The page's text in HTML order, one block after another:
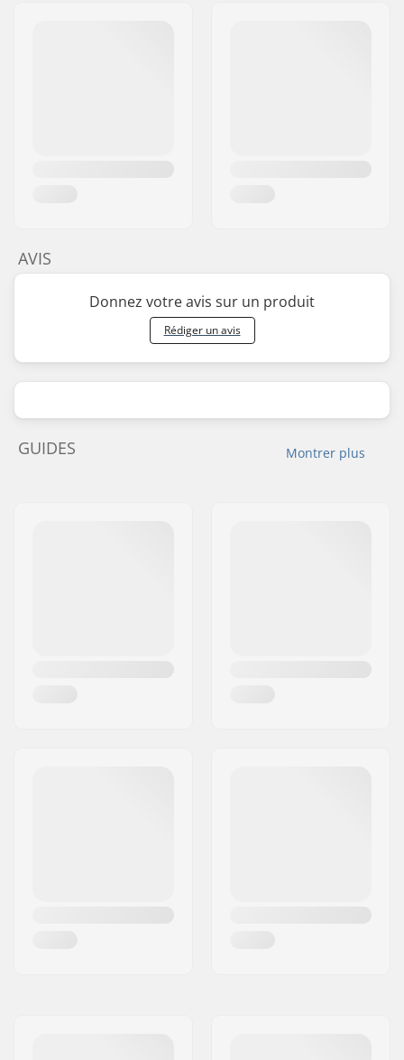
AVIS
Donnez votre avis sur un produit
Rédiger un avis
Montrer plus
GUIDES